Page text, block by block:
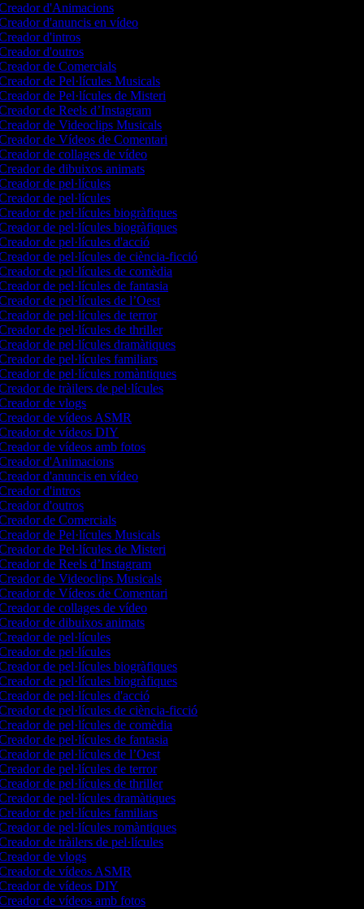
d'Animacions
d'anuncis en vídeo
d'intros
d'outros
de Comercials
de Pel·lícules Musicals
de Pel·lícules de Misteri
de Reels d’Instagram
de Videoclips Musicals
de Vídeos de Comentari
de collages de vídeo
de dibuixos animats
de pel·lícules
de pel·lícules
de pel·lícules biogràfiques
de pel·lícules biogràfiques
de pel·lícules d'acció
de pel·lícules de ciència-ficció
de pel·lícules de comèdia
de pel·lícules de fantasia
de pel·lícules de l’Oest
de pel·lícules de terror
de pel·lícules de thriller
de pel·lícules dramàtiques
de pel·lícules familiars
de pel·lícules romàntiques
de tràilers de pel·lícules
de vlogs
de vídeos ASMR
de vídeos DIY
de vídeos amb fotos
d'Animacions
d'anuncis en vídeo
d'intros
d'outros
de Comercials
de Pel·lícules Musicals
de Pel·lícules de Misteri
de Reels d’Instagram
de Videoclips Musicals
de Vídeos de Comentari
de collages de vídeo
de dibuixos animats
de pel·lícules
de pel·lícules
de pel·lícules biogràfiques
de pel·lícules biogràfiques
de pel·lícules d'acció
de pel·lícules de ciència-ficció
de pel·lícules de comèdia
de pel·lícules de fantasia
de pel·lícules de l’Oest
de pel·lícules de terror
de pel·lícules de thriller
de pel·lícules dramàtiques
de pel·lícules familiars
de pel·lícules romàntiques
de tràilers de pel·lícules
de vlogs
de vídeos ASMR
de vídeos DIY
de vídeos amb fotos